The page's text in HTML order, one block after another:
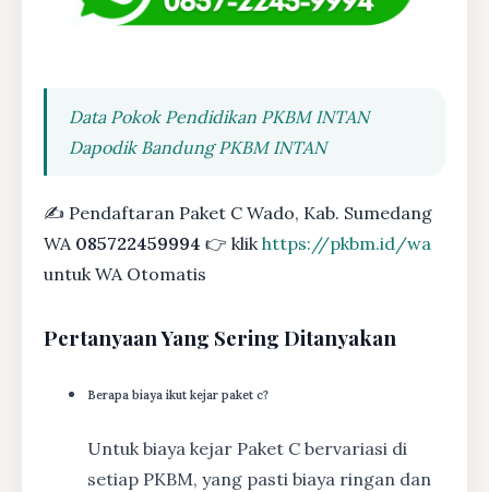
Data Pokok Pendidikan PKBM INTAN
Dapodik Bandung PKBM INTAN
✍ Pendaftaran Paket C Wado, Kab. Sumedang
WA 085722459994 👉 klikhttps://pkbm.id/wa
untuk WA Otomatis
Pertanyaan Yang Sering Ditanyakan
Berapa biaya ikut kejar paket c?
Untuk biaya kejar Paket C bervariasi di
setiap PKBM, yang pasti biaya ringan dan